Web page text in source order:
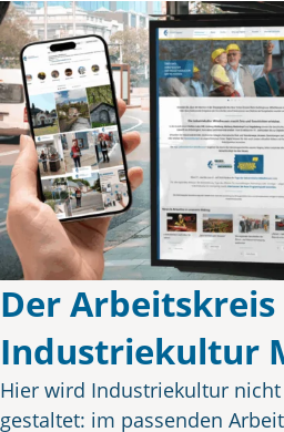
Der Arbeitskreis
Industriekultur
Hier wird Industriekultur
gestaltet: im passenden